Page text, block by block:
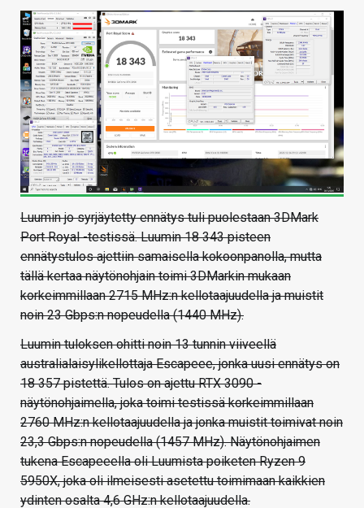
Luumin jo syrjäytetty ennätys tuli puolestaan 3DMark
Port Royal -testissä. Luumin 18 343 pisteen
ennätystulos ajettiin samaisella kokoonpanolla, mutta
tällä kertaa näytönohjain toimi 3DMarkin mukaan
korkeimmillaan 2715 MHz:n kellotaajuudella ja muistit
noin 23 Gbps:n nopeudella (1440 MHz).
Luumin tuloksen ohitti noin 13 tunnin viiveellä
australialaisylikellottaja Escapeee, jonka uusi ennätys on
18 357 pistettä. Tulos on ajettu RTX 3090 -
näytönohjaimella, joka toimi testissä korkeimmillaan
2760 MHz:n kellotaajuudella ja jonka muistit toimivat noin
23,3 Gbps:n nopeudella (1457 MHz). Näytönohjaimen
tukena Escapeeella oli Luumista poiketen Ryzen 9
5950X, joka oli ilmeisesti asetettu toimimaan kaikkien
ydinten osalta 4,6 GHz:n kellotaajuudella.